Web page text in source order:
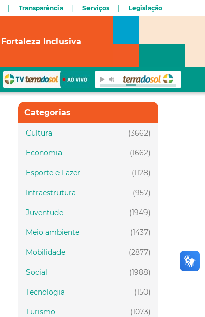
Transparência Serviços Legislação
Fortaleza Inclusiva
Categorias
(3662)
Cultura
(1662)
Economia
(1128)
Esporte e Lazer
(957)
Infraestrutura
(1949)
Juventude
(1437)
Meio ambiente
(2877)
Mobilidade
(1988)
Social
(150)
Tecnologia
(1073)
Turismo